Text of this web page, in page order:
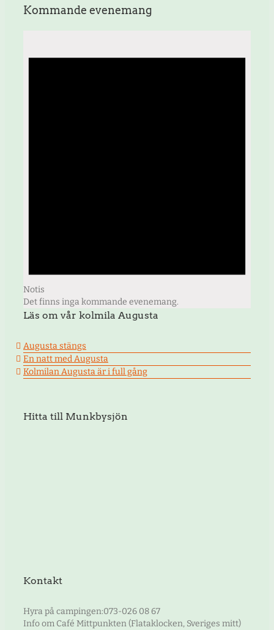
Kommande evenemang
Notis
Det finns inga kommande evenemang.
Läs om vår kolmila Augusta
Augusta stängs
En natt med Augusta
Kolmilan Augusta är i full gång
Hitta till Munkbysjön
Kontakt
Hyra på campingen:073-026 08 67
Info om Café Mittpunkten (Flataklocken, Sveriges mitt)